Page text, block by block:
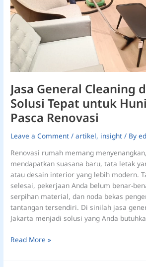
Jasa General Cleaning
Solusi Tepat untuk
Pasca Renovasi
Leave a Comment /artikel, insight / By
Renovasi rumah memang
mendapatkan suasana baru, tata letak
atau desain interior yang lebih modern.
selesai, pekerjaan Anda belum benar-
serpihan material, dan noda bekas
tantangan tersendiri. Di sinilah jasa
Jakarta menjadi solusi yang Anda
untuk
Hunian
Bersih
Pasca
Renovasi
Read More »